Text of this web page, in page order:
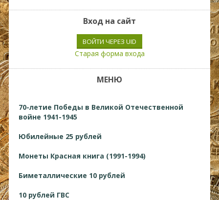
Вход на сайт
ВОЙТИ ЧЕРЕЗ UID
Старая форма входа
МЕНЮ
70-летие Победы в Великой Отечественной
войне 1941-1945
Юбилейные 25 рублей
Монеты Красная книга (1991-1994)
Биметаллические 10 рублей
10 рублей ГВС